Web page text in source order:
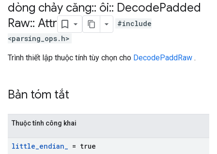
dòng chảy căng:: ôi:: DecodePadded
Raw:: Attr
#include
<parsing_ops.h>
Trình thiết lập thuộc tính tùy chọn cho DecodePaddRaw .
Bản tóm tắt
Thuộc tính công khai
little_endian_ = true